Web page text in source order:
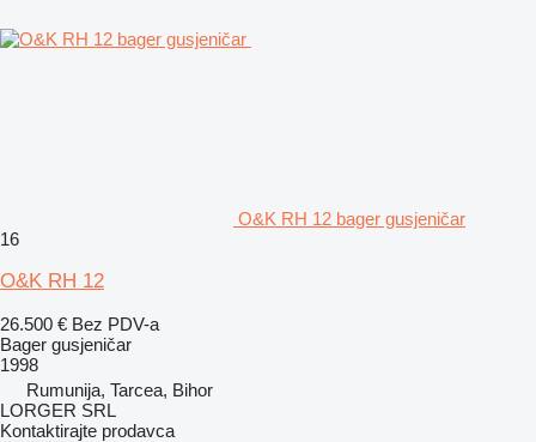
O&K RH 12 bager gusjeničar
16
O&K RH 12
26.500 € Bez PDV-a
Bager gusjeničar
1998
Rumunija, Tarcea, Bihor
LORGER SRL
Kontaktirajte prodavca